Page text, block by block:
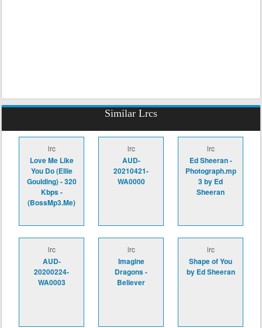
Similar Lrcs
lrc
Love Me Like
You Do (Ellie
Goulding) - 320
Kbps -
(BossMp3.Me)
lrc
AUD-
20210421-
WA0000
lrc
Ed Sheeran -
Photograph.mp
3 by Ed
Sheeran
lrc
AUD-
20200224-
WA0003
lrc
Imagine
Dragons -
Believer
lrc
Shape of You
by Ed Sheeran